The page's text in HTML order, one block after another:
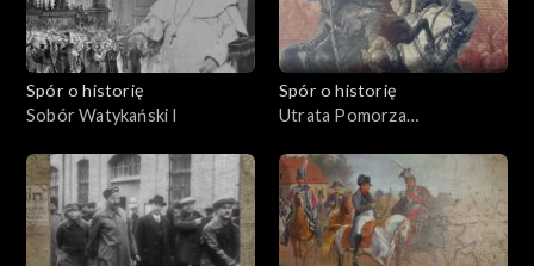
Spór o historię
Sobór Watykański I
Spór o historię
Utrata Pomorza